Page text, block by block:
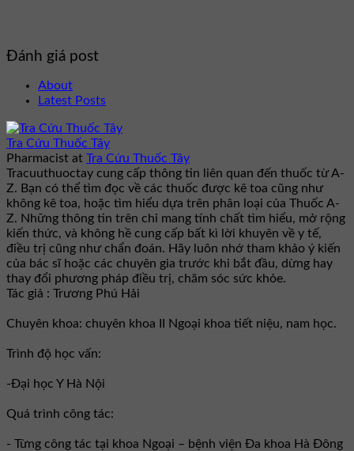
Đánh giá post
About
Latest Posts
Tra Cứu Thuốc Tây
Pharmacist at Tra Cứu Thuốc Tây
Tracuuthuoctay cung cấp thông tin liên quan đến thuốc từ A-
Z. Bạn có thể tìm đọc về các thuốc được kê toa cũng như
không kê toa, hoặc tìm hiểu dựa trên phân loại của Thuốc A-
Z. Những thông tin trên chỉ mang tính chất tìm hiểu, mở rộng
kiến thức, và không hề cung cấp bất kì lời khuyên về y tế,
điều trị cũng như chẩn đoán. Hãy luôn nhớ tham khảo ý kiến
của bác sĩ hoặc các chuyên gia trước khi bắt đầu, dừng hay
thay đổi phương pháp điều trị, chăm sóc sức khỏe.
Tác giả : Trương Phú Hải
Chuyên khoa: chuyên khoa II Ngoại khoa tiết niệu, nam học.
Trình độ học vấn:
-Đại học Y Hà Nội
Quá trình công tác:
- Từng công tác tại khoa Ngoại – bệnh viện Đa khoa Hà Đông